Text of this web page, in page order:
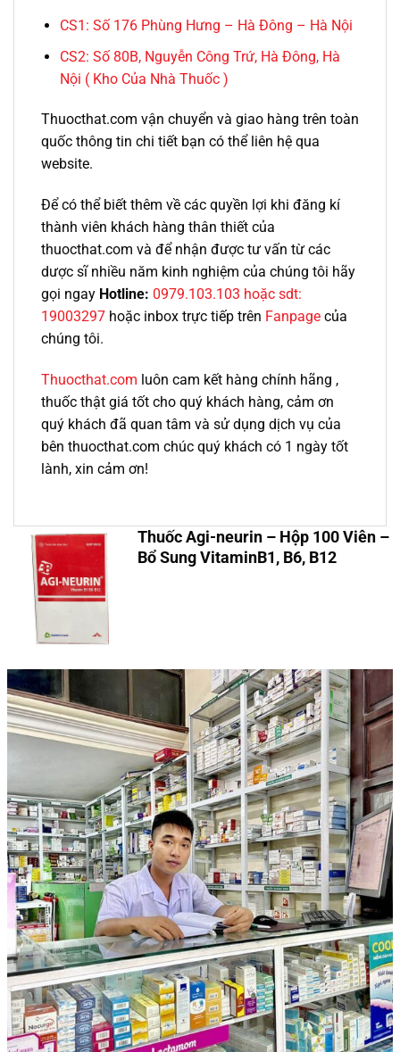
CS1: Số 176 Phùng Hưng – Hà Đông – Hà Nội
CS2: Số 80B, Nguyễn Công Trứ, Hà Đông, Hà
Nội ( Kho Của Nhà Thuốc )
Thuocthat.com vận chuyển và giao hàng trên toàn
quốc thông tin chi tiết bạn có thể liên hệ qua
website.
Để có thể biết thêm về các quyền lợi khi đăng kí
thành viên khách hàng thân thiết của
thuocthat.com và để nhận được tư vấn từ các
dược sĩ nhiều năm kinh nghiệm của chúng tôi hãy
gọi ngay Hotline: 0979.103.103 hoặc sdt:
19003297 hoặc inbox trực tiếp trên Fanpage của
chúng tôi.
Thuocthat.com luôn cam kết hàng chính hãng ,
thuốc thật giá tốt cho quý khách hàng, cảm ơn
quý khách đã quan tâm và sử dụng dịch vụ của
bên thuocthat.com chúc quý khách có 1 ngày tốt
lành, xin cảm ơn!
Thuốc Agi-neurin – Hộp 100 Viên –
Bổ Sung VitaminB1, B6, B12